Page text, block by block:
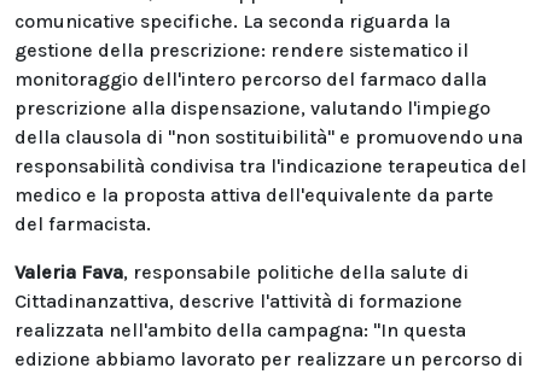
comunicative specifiche. La seconda riguarda la
gestione della prescrizione: rendere sistematico il
monitoraggio dell'intero percorso del farmaco dalla
prescrizione alla dispensazione, valutando l'impiego
della clausola di "non sostituibilità" e promuovendo una
responsabilità condivisa tra l'indicazione terapeutica del
medico e la proposta attiva dell'equivalente da parte
del farmacista.
Valeria Fava, responsabile politiche della salute di
Cittadinanzattiva, descrive l'attività di formazione
realizzata nell'ambito della campagna: "In questa
edizione abbiamo lavorato per realizzare un percorso di